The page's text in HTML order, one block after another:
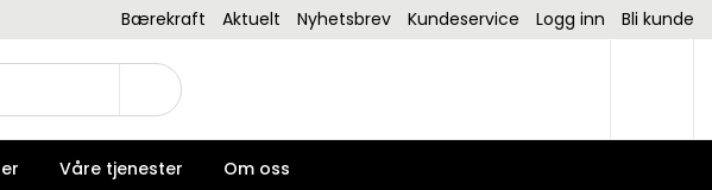
Bærekraft Aktuelt Nyhetsbrev Kundeservice Logg inn Bli kunde
Våre tjenester Om oss